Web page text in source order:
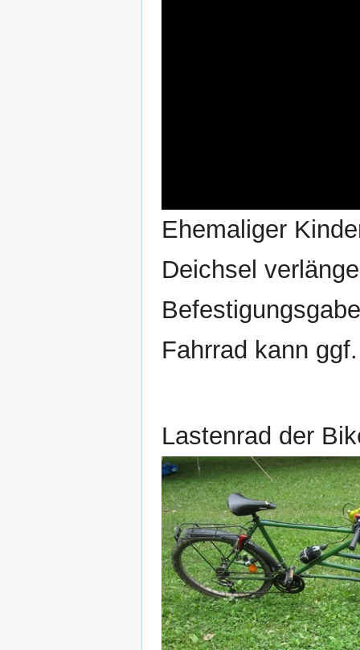
Ehemaliger
Deichsel
Fahrrad kann
Lastenrad der